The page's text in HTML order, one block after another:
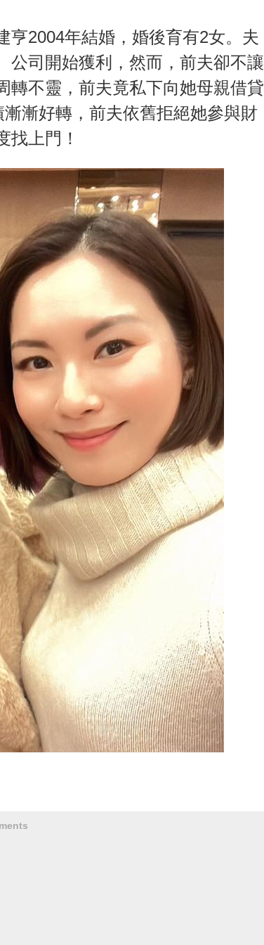
亨2004年結婚，婚後育有2女。夫
公司開始獲利，然而，前夫卻不讓
轉不靈，前夫竟私下向她母親借貸
漸好轉，前夫依舊拒絕她參與財
找上門！